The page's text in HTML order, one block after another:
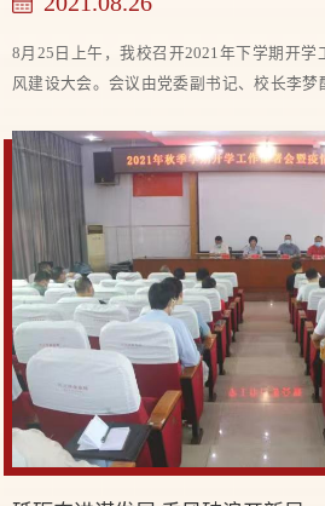
8月25日上午，我校召开2021年下学期开学
风建设大会。会议由党委副书记、校长李梦
对暑假一直在奋斗的老师们表示充分肯定，...